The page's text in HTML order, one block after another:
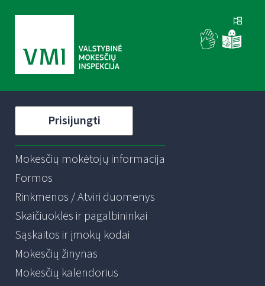
Prisijungti
Mokesčių mokėtojų informacija
Formos
Rinkmenos / Atviri duomenys
Skaičiuoklės ir pagalbininkai
Sąskaitos ir įmokų kodai
Mokesčių žinynas
Mokesčių kalendorius